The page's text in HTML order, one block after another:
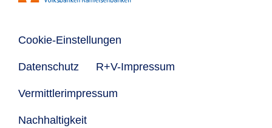
Cookie-Einstellungen
Datenschutz R+V-Impressum
Vermittlerimpressum
Nachhaltigkeit